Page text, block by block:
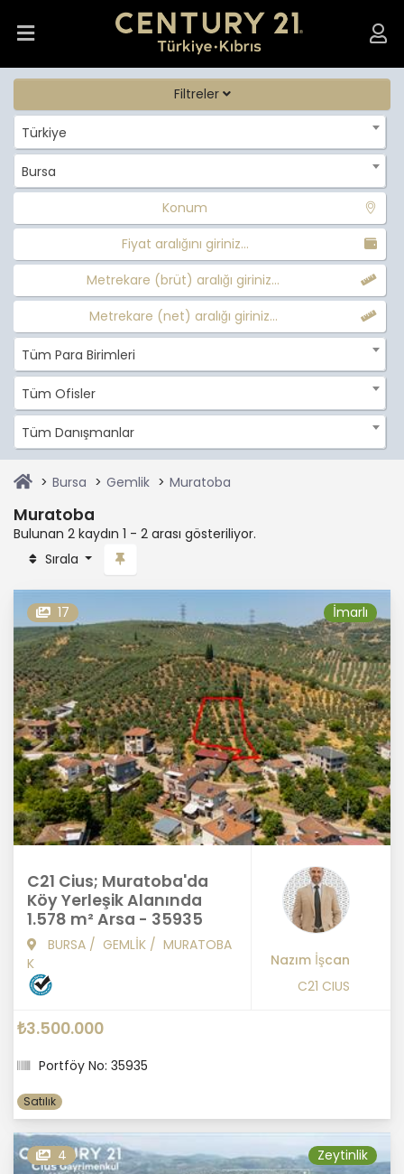
Filtreler
Türkiye
Bursa
Konum
Fiyat aralığını giriniz...
Metrekare (brüt) aralığı giriniz...
Metrekare (net) aralığı giriniz...
Tüm Para Birimleri
Tüm Ofisler
Tüm Danışmanlar
Bursa Gemlik Muratoba
Muratoba
Bulunan 2 kaydın 1 - 2 arası gösteriliyor.
Sırala
17 İmarlı
C21 Cius; Muratoba'da
Köy Yerleşik Alanında
1.578 m² Arsa - 35935
BURSA / GEMLİK / MURATOBA
K
Nazım İşcan
C21 CIUS
₺3.500.000
Portföy No: 35935
Satılık
4 Zeytinlik